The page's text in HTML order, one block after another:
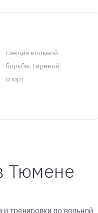
Cекция вольной
борьбы; Гиревой
спорт...
Тюмене
тренировки по вольной